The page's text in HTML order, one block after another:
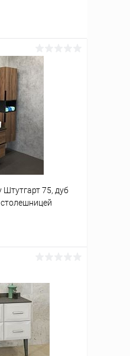
75, дуб
Сравнение
Недоступно